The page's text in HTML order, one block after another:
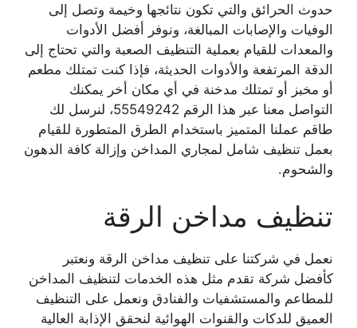
حدوث الحرائق والتي تكون نتائجها وخيمة وتصل إلى
الوفيات والإصابات المبالغة، ونوفر أفضل الأدوات
والمعدات للقيام بعملية التنظيف الصعبة والتي تحتاج إلى
الدقة المرتفعة والأدوات الحديثة، فإذا كنت تمتلك مطعم
أو مخبز أو تمتلك مدخنة في أي مكان أخر يمكنك
التواصل معنا عبر هذا الرقم 55549242، لنرسل لك
طاقم عملنا المتميز باستخدام الطرق المتطورة للقيام
بعمل تنظيف شامل لمجاري المداخن وإزالة كافة الدهون
والشحوم.
تنظيف مداخن الرقة
نعمل في شركتنا على تنظيف مداخن الرقة ونعتبر
كأفضل شركة تقدم مثل هذه الخدمات لتنظيف المداخن
للمطاعم والمستشفيات والفنادق ونعمل على التنظيف
العميق للدكات والقنوات الهوائية لنحقق الإذابة العالية